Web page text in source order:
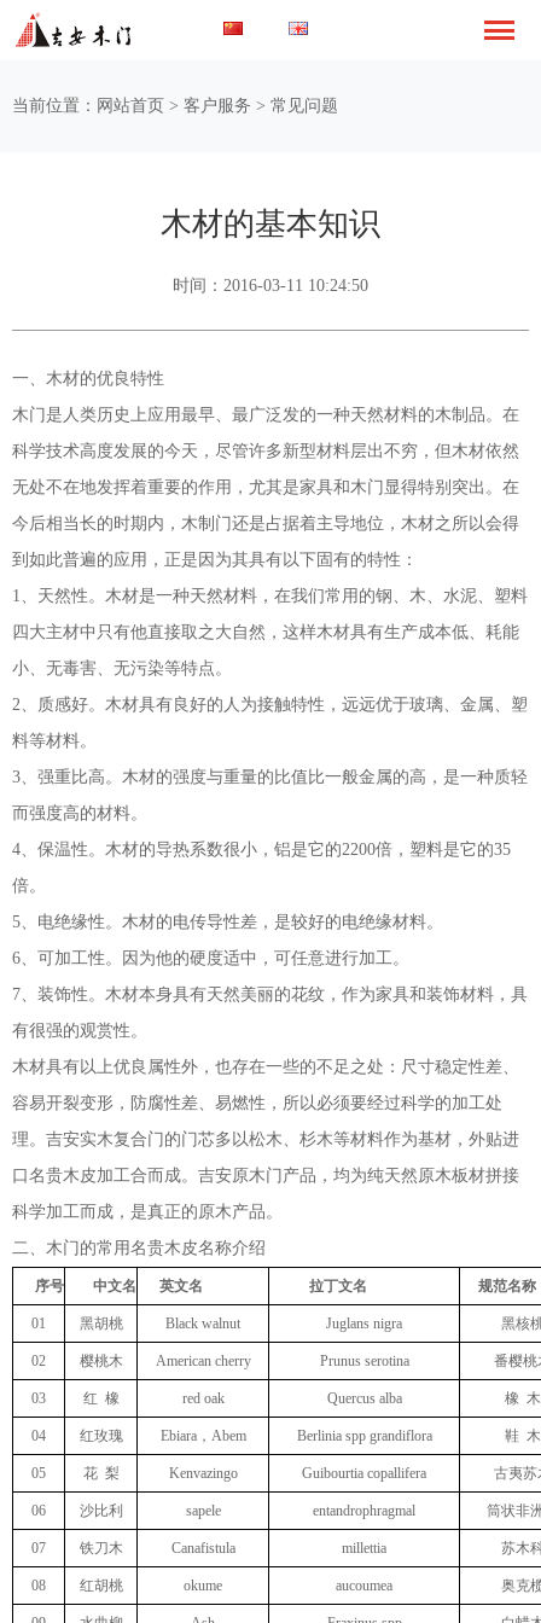
当前位置： 网站首页 > 客户服务 > 常见问题
木材的基本知识
时间：2016-03-11 10:24:50
一、木材的优良特性
木门是人类历史上应用最早、最广泛发的一种天然材料的木制品。在
科学技术高度发展的今天，尽管许多新型材料层出不穷，但木材依然
无处不在地发挥着重要的作用，尤其是家具和木门显得特别突出。在
今后相当长的时期内，木制门还是占据着主导地位，木材之所以会得
到如此普遍的应用，正是因为其具有以下固有的特性：
1、天然性。木材是一种天然材料，在我们常用的钢、木、水泥、塑料
四大主材中只有他直接取之大自然，这样木材具有生产成本低、耗能
小、无毒害、无污染等特点。
2、质感好。木材具有良好的人为接触特性，远远优于玻璃、金属、塑
料等材料。
3、强重比高。木材的强度与重量的比值比一般金属的高，是一种质轻
而强度高的材料。
4、保温性。木材的导热系数很小，铝是它的2200倍，塑料是它的35
倍。
5、电绝缘性。木材的电传导性差，是较好的电绝缘材料。
6、可加工性。因为他的硬度适中，可任意进行加工。
7、装饰性。木材本身具有天然美丽的花纹，作为家具和装饰材料，具
有很强的观赏性。
木材具有以上优良属性外，也存在一些的不足之处：尺寸稳定性差、
容易开裂变形，防腐性差、易燃性，所以必须要经过科学的加工处
理。吉安实木复合门的门芯多以松木、杉木等材料作为基材，外贴进
口名贵木皮加工合而成。吉安原木门产品，均为纯天然原木板材拼接
科学加工而成，是真正的原木产品。
二、木门的常用名贵木皮名称介绍
序号 中文名 英文名 拉丁文名 规范名称
01 黑胡桃 Black walnut Juglans nigra 黑核
02 樱桃木 American cherry Prunus serotina 番樱桃
03 红 橡 red oak Quercus alba 橡 木
04 红玫瑰 Ebiara，Abem Berlinia spp grandiflora 鞋 木
05 花 梨 Kenvazingo Guibourtia copallifera 古夷苏
06 沙比利 sapele entandrophragmal 筒状非
07 铁刀木 Canafistula millettia 苏木
08 红胡桃 okume aucoumea 奥克